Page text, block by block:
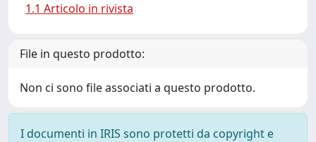
1.1 Articolo in rivista
File in questo prodotto:
Non ci sono file associati a questo prodotto.
I documenti in IRIS sono protetti da copyright e